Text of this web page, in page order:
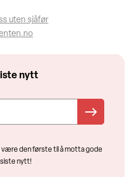
uten sjåfør
nytt
være den første til å motta gode
nytt!